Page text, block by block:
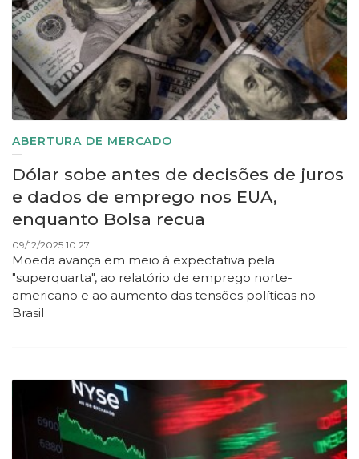
ABERTURA DE MERCADO
Dólar sobe antes de decisões de juros
e dados de emprego nos EUA,
enquanto Bolsa recua
09/12/2025 10:27
Moeda avança em meio à expectativa pela
"superquarta", ao relatório de emprego norte-
americano e ao aumento das tensões políticas no
Brasil